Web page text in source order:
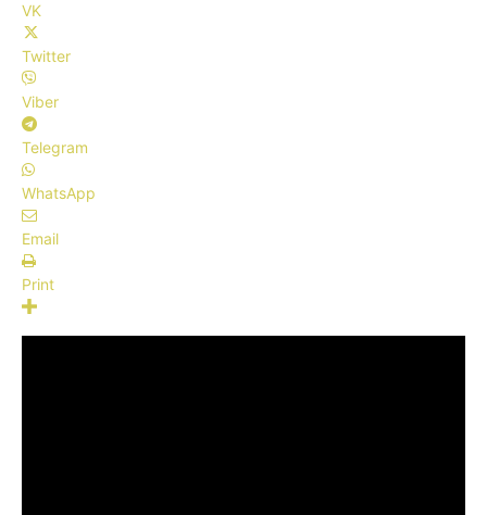
VK
Twitter
Viber
Telegram
WhatsApp
Email
Print